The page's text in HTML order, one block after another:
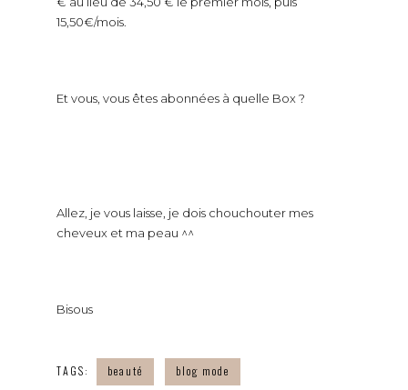
15,50€/mois.
Et vous, vous êtes abonnées à quelle Box ?
Allez, je vous laisse, je dois chouchouter mes
cheveux et ma peau ^^
Bisous
TAGS: beauté blog mode